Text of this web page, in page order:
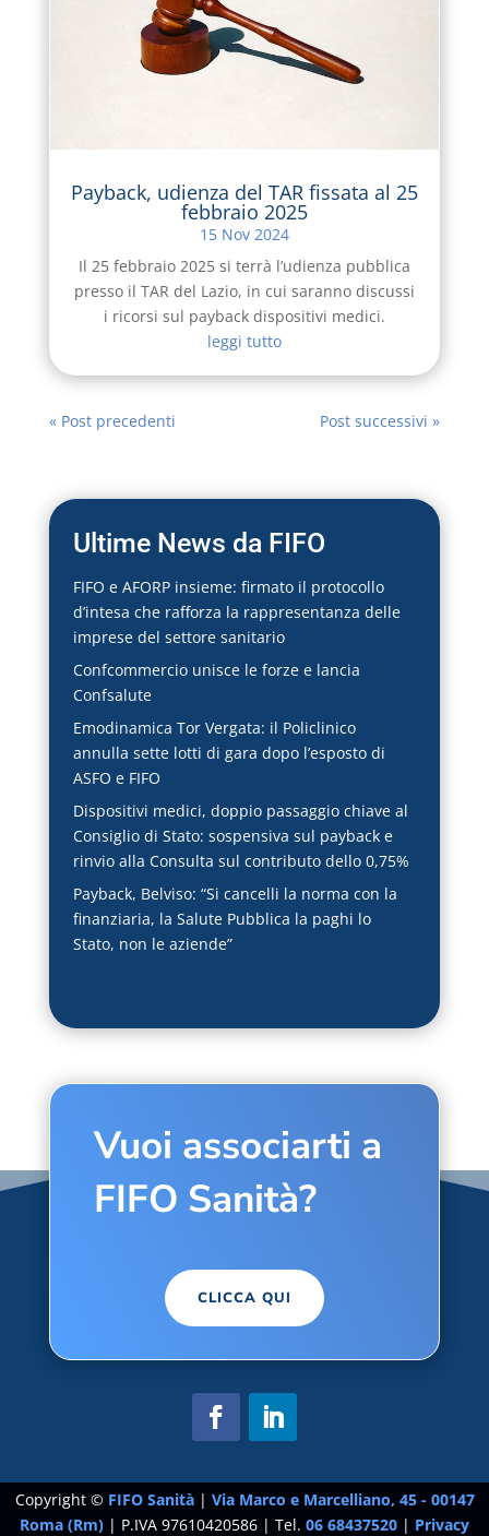
Payback, udienza del TAR fissata al 25
febbraio 2025
15 Nov 2024
Il 25 febbraio 2025 si terrà l’udienza pubblica
presso il TAR del Lazio, in cui saranno discussi
i ricorsi sul payback dispositivi medici.
leggi tutto
« Post precedenti Post successivi »
Ultime News da FIFO
FIFO e AFORP insieme: firmato il protocollo
d’intesa che rafforza la rappresentanza delle
imprese del settore sanitario
Confcommercio unisce le forze e lancia
Confsalute
Emodinamica Tor Vergata: il Policlinico
annulla sette lotti di gara dopo l’esposto di
ASFO e FIFO
Dispositivi medici, doppio passaggio chiave al
Consiglio di Stato: sospensiva sul payback e
rinvio alla Consulta sul contributo dello 0,75%
Payback, Belviso: “Si cancelli la norma con la
finanziaria, la Salute Pubblica la paghi lo
Stato, non le aziende”
Vuoi associarti a
FIFO Sanità?
CLICCA QUI
Copyright © FIFO Sanità | Via Marco e Marcelliano, 45 - 00147
Roma (Rm) | P.IVA 97610420586 | Tel. 06 68437520 | Privacy